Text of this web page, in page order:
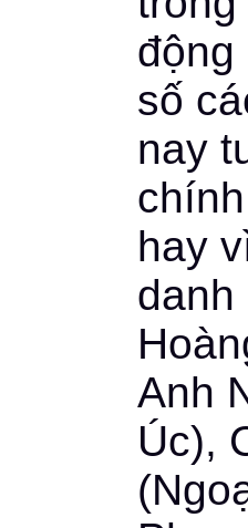
động
số
nay
hay
danh
Anh
Úc),